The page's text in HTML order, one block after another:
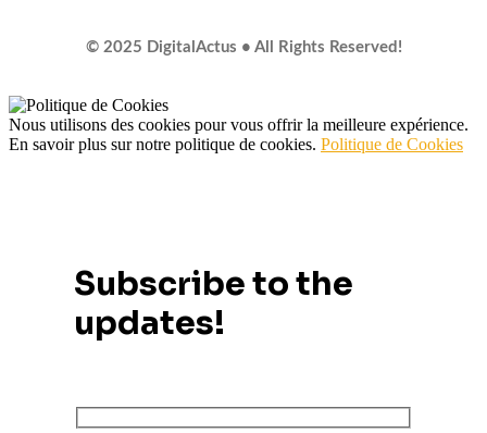
© 2025 DigitalActus • All Rights Reserved!
Nous utilisons des cookies pour vous offrir la meilleure expérience.
En savoir plus sur notre politique de cookies. Politique de Cookies
Subscribe to the
updates!